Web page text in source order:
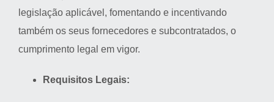
legislação aplicável, fomentando e incentivando
também os seus fornecedores e subcontratados, o
cumprimento legal em vigor.
Requisitos Legais: